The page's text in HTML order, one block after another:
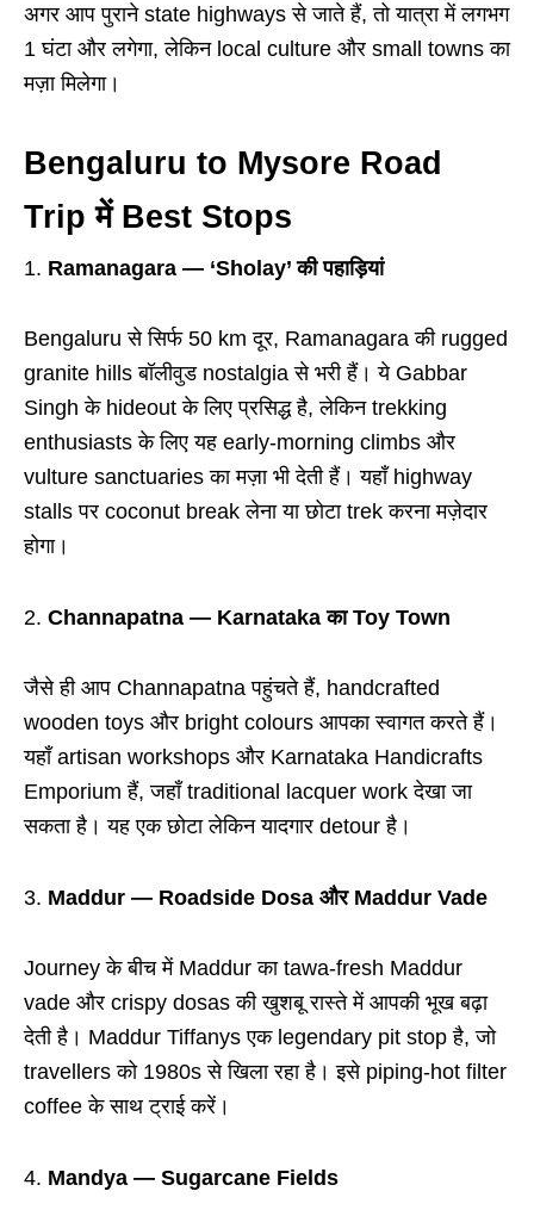
अगर आप पुराने state highways से जाते हैं, तो यात्रा में लगभग
1 घंटा और लगेगा, लेकिन local culture और small towns का
मज़ा मिलेगा।
Bengaluru to Mysore Road
Trip में Best Stops
Ramanagara — ‘Sholay’ की पहाड़ियां
Bengaluru से सिर्फ 50 km दूर, Ramanagara की rugged
granite hills बॉलीवुड nostalgia से भरी हैं। ये Gabbar
Singh के hideout के लिए प्रसिद्ध है, लेकिन trekking
enthusiasts के लिए यह early-morning climbs और
vulture sanctuaries का मज़ा भी देती हैं। यहाँ highway
stalls पर coconut break लेना या छोटा trek करना मज़ेदार
होगा।
Channapatna — Karnataka का Toy Town
जैसे ही आप Channapatna पहुंचते हैं, handcrafted
wooden toys और bright colours आपका स्वागत करते हैं।
यहाँ artisan workshops और Karnataka Handicrafts
Emporium हैं, जहाँ traditional lacquer work देखा जा
सकता है। यह एक छोटा लेकिन यादगार detour है।
Maddur — Roadside Dosa और Maddur Vade
Journey के बीच में Maddur का tawa-fresh Maddur
vade और crispy dosas की खुशबू रास्ते में आपकी भूख बढ़ा
देती है। Maddur Tiffanys एक legendary pit stop है, जो
travellers को 1980s से खिला रहा है। इसे piping-hot filter
coffee के साथ ट्राई करें।
Mandya — Sugarcane Fields